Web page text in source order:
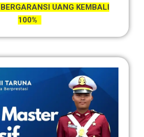
BERGARANSI UANG KEMBALI
100%